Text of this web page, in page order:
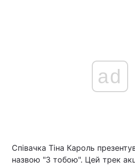
ad
Співачка Тіна Кароль
назвою "З тобою". Цей трек